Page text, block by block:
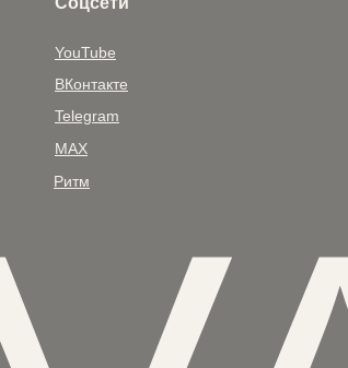
Telegram
MAX
YouTube
ВКонтакте
Ритм